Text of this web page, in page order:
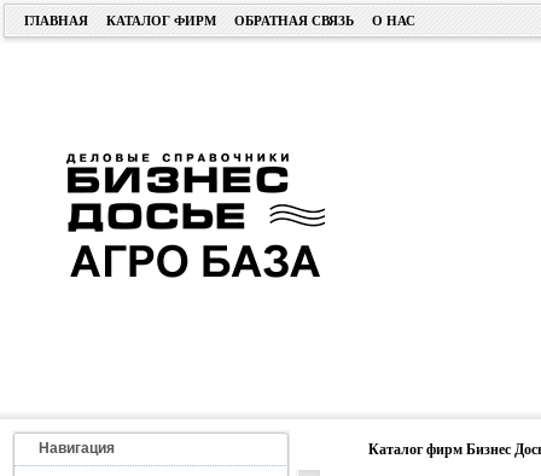
ГЛАВНАЯ КАТАЛОГ ФИРМ ОБРАТНАЯ СВЯЗЬ О НАС
Навигация Каталог фирм Бизнес